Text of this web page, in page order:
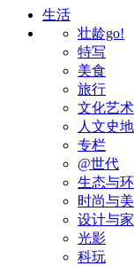
生活
壮龄go!
特写
美食
旅行
文化艺术
人文史地
专栏
@世代
生态与
时尚与
设计与
光影
科玩